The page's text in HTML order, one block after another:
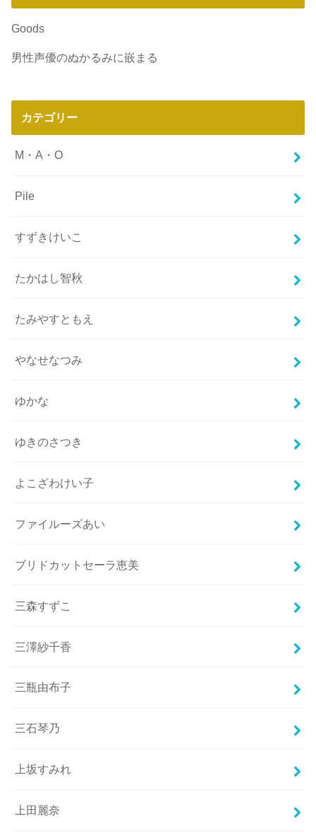
Goods
男性声優のぬかるみに嵌まる
カテゴリー
M・A・O
Pile
すずきけいこ
たかはし智秋
たみやすともえ
やなせなつみ
ゆかな
ゆきのさつき
よこざわけい子
ファイルーズあい
ブリドカットセーラ恵美
三森すずこ
三澤紗千香
三瓶由布子
三石琴乃
上坂すみれ
上田麗奈